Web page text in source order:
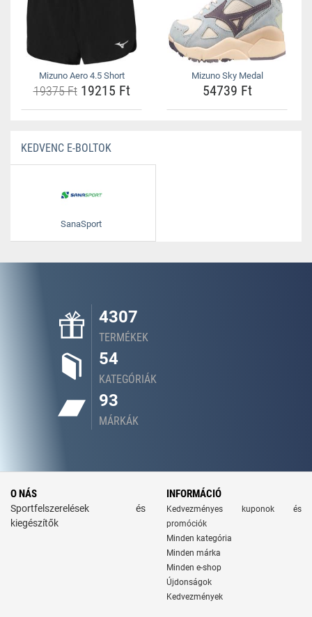
Mizuno Aero 4.5 Short
19375 Ft19215 Ft
Mizuno Sky Medal
54739 Ft
KEDVENC E-BOLTOK
SanaSport
4307
TERMÉKEK
54
KATEGÓRIÁK
93
MÁRKÁK
O NÁS
Sportfelszerelések és
kiegészítők
INFORMÁCIÓ
Kedvezményes kuponok és
promóciók
Minden kategória
Minden márka
Minden e-shop
Újdonságok
Kedvezmények